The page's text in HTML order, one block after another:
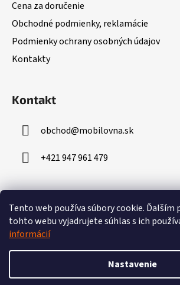
Tento web používa súbory cookie. Ďalším
tohto webu vyjadrujete súhlas s ich
informácií
Nastavenie
Cena za doručenie
Obchodné podmienky, reklamácie
Podmienky ochrany osobných údajov
Kontakty
Kontakt
obchod@mobilovna.sk
+421 947 961 479
Prijímame online platby